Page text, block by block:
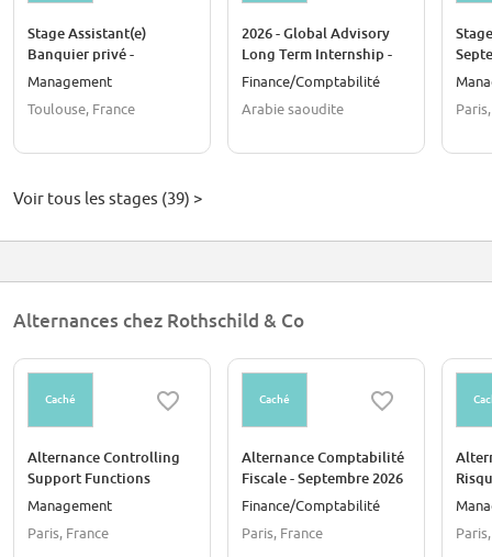
Stage Assistant(e)
Banquier privé -
Toulouse - Janvier 27
Management
Toulouse, France
2026 - Global Advisory
Long Term Internship -
Riyadh [ASAP start]
Finance/Comptabilité
Arabie saoudite
2026
Voir tous les stages (39) >
Alternances chez Rothschild & Co
Caché
Alternance Controlling
Support Functions
Management
Paris, France
Caché
Alternance Comptabilité
Fiscale - Septembre 2026
Finance/Comptabilité
Paris, France